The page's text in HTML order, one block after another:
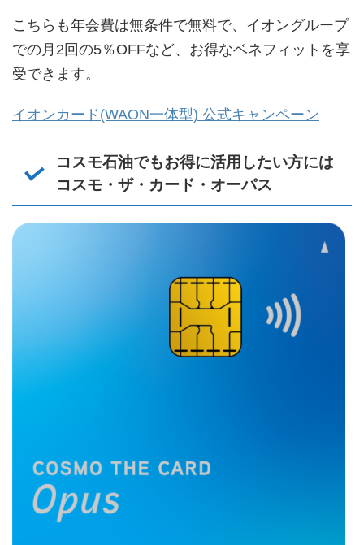
こちらも年会費は無条件で無料で、イオングループ
での月2回の5％OFFなど、お得なベネフィットを享
受できます。
イオンカード(WAON一体型) 公式キャンペーン
コスモ石油でもお得に活用したい方には
コスモ・ザ・カード・オーパス